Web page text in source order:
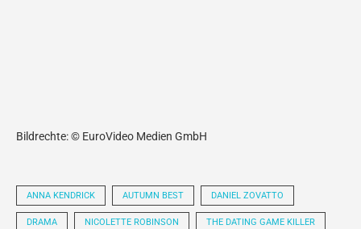
Bildrechte: © EuroVideo Medien GmbH
ANNA KENDRICK AUTUMN BEST DANIEL ZOVATTO
DRAMA NICOLETTE ROBINSON THE DATING GAME KILLER